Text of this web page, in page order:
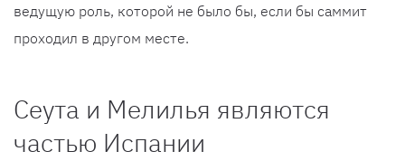
ведущую роль, которой не было бы, если бы саммит
проходил в другом месте.
Сеута и Мелилья являются
частью Испании